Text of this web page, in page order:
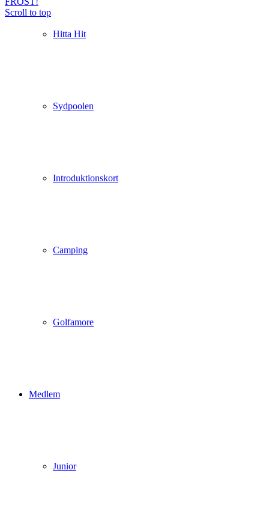
Hitta Hit
Sydpoolen
Introduktionskort
Camping
Golfamore
Medlem
Junior
Scroll to top